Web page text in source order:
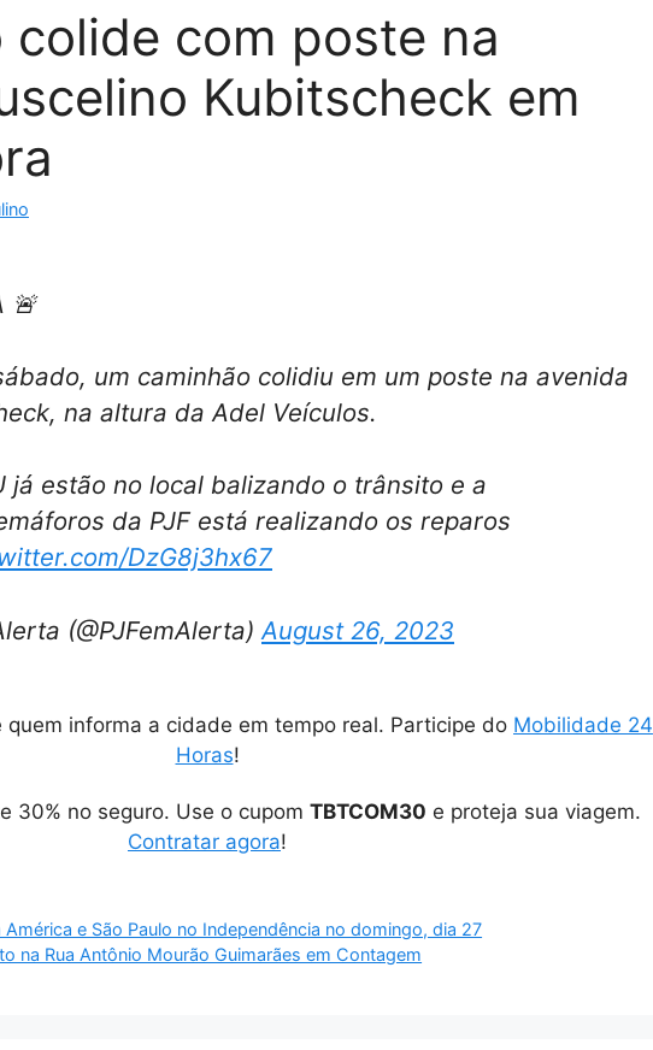
colide com poste na
Kubitscheck em
🚨
um caminhão colidiu em um poste na avenida
na altura da Adel Veículos.
já estão no local balizando o trânsito e a
da PJF está realizando os reparos
DzG8j3hx67
(@PJFemAlerta) August 26, 2023
quem informa a cidade em tempo real. Participe do Mobilidade 24
Horas!
30% no seguro. Use o cupom TBTCOM30 e proteja sua viagem.
Contratar agora!
e São Paulo no Independência no domingo, dia 27
na Rua Antônio Mourão Guimarães em Contagem